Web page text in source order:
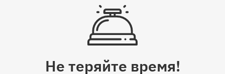
Не теряйте время!